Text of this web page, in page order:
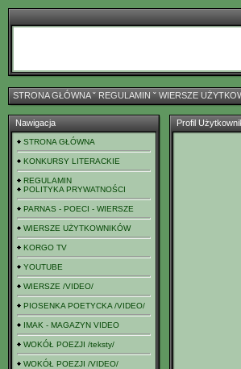
STRONA GŁÓWNAˇ REGULAMIN ˇ WIERSZE
Nawigacja
STRONA GŁÓWNA
KONKURSY LITERACKIE
REGULAMIN
POLITYKA PRYWATNOŚCI
PARNAS - POECI - WIERSZE
WIERSZE UŻYTKOWNIKÓW
KORGO TV
YOUTUBE
WIERSZE /VIDEO/
PIOSENKA POETYCKA /VIDEO/
IMAK - MAGAZYN VIDEO
WOKÓŁ POEZJI /teksty/
WOKÓŁ POEZJI /VIDEO/
Profil